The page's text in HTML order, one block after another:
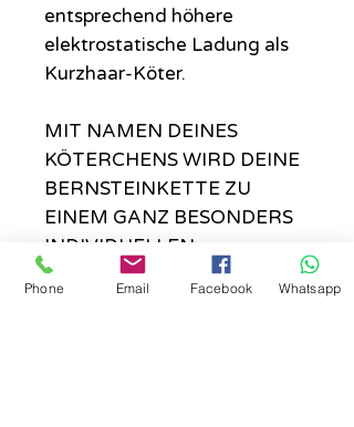
entsprechend höhere
elektrostatische Ladung als
Kurzhaar-Köter.
MIT NAMEN DEINES
KÖTERCHENS WIRD DEINE
BERNSTEINKETTE ZU
EINEM GANZ BESONDERS
INDIVIDUELLEN
GESCHENK!
Phone Email Facebook Whatsapp